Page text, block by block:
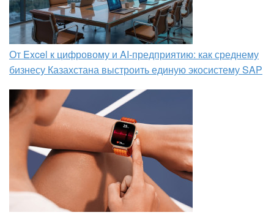
От Excel к цифровому и AI‑предприятию: как среднему
бизнесу Казахстана выстроить единую экосистему SAP